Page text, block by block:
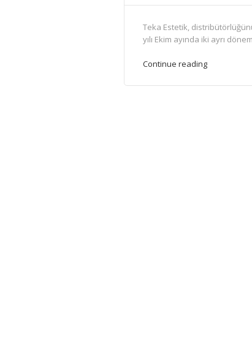
Teka Estetik,
yılı Ekim ayında iki ayrı
Continue reading